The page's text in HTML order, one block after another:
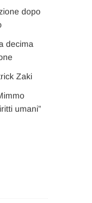
dopo
decima
Zaki
umani”